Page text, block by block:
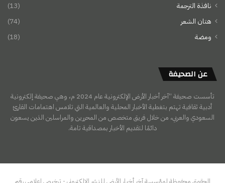
نافذة الترجمة
(13)
هتان الشعر
(74)
ومضة
(18)
عن الصحيفة
تأسست صحيفة “آخر أخبار الأرض الإلكترونية عام 2024 م، وهي صحيفة إلكترونية
أدبية ثقافية تهتم بتغطية الأخبار المحلية والعالمية التي تلامس اهتمامات القارئ
السعودي والعربي، من خلال فريق متخصص من المحررين والمراسلين الذين يسعون
دائمًا لتقديم الأخبار بمصداقية تامة.